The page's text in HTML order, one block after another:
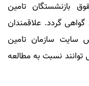
بازنشستگان تامین
گردد. علاقمندان
سازمان تامین
نسبت به مطالعه